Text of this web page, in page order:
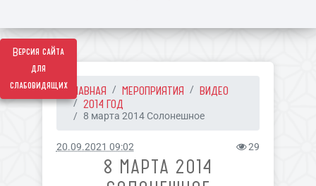
Версия сайта
для
слабовидящихГЛАВНАЯ МЕРОПРИЯТИЯ
ВИДЕО
2014 ГОД
8 марта 2014 Солонешное
20.09.2021 09:02 29
8 МАРТА 2014